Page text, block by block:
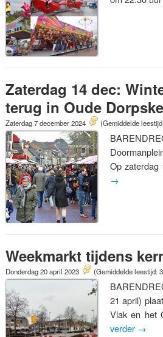
Zaterdag 14 dec:
terug in Oude
Zaterdag 7 december 2024 (Gemiddelde
Op
→
Weekmarkt tijdens
Donderdag 20 april 2023 (Gemiddelde leestijd:
21 april)
Vlak en het
verder →